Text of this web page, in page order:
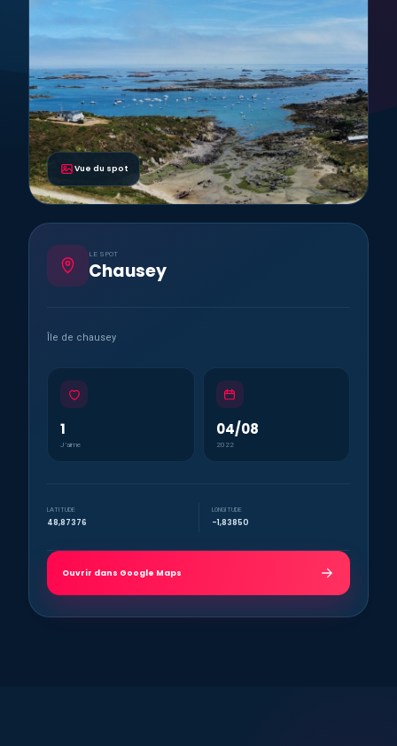
Vue du spot
LE SPOT
Chausey
Île de chausey
1
J’aime
04/08
2022
LATITUDE
48,87376
LONGITUDE
-1,83850
Ouvrir dans Google Maps